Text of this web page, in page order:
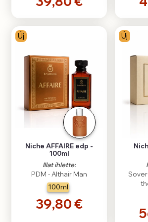
Új
Niche AFFAIRE edp -
100ml
Illat ihlette:
PDM - Althair Man
100ml
39,80 €
Új